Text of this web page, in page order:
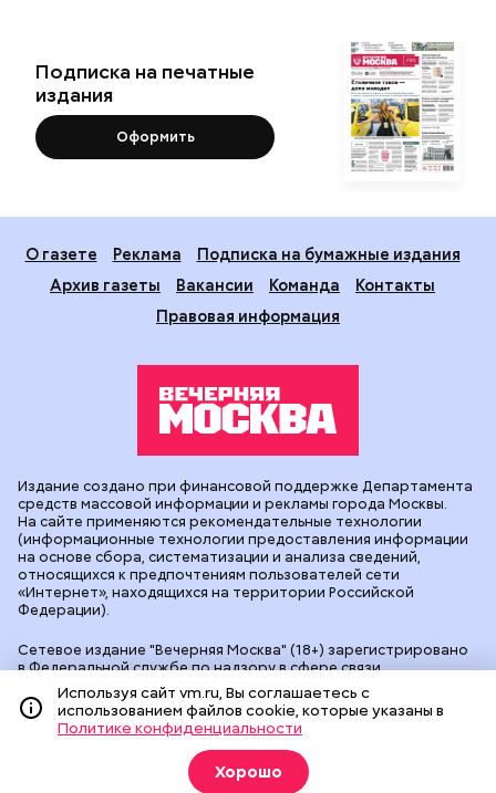
Подписка на печатные
издания
Оформить
О газете Реклама
Подписка на бумажные издания
Архив газеты
Вакансии Команда
Контакты
Правовая информация
Сетевое издание "Вечерняя Москва" (18+) зарегистрировано
в Федеральной службе по надзору в сфере связи,
информационных технологий и массовых коммуникаций
(Роскомнадзор). Свидетельство о регистрации ЭЛ № ФС 77 -
90524 от 09.12.2025. Учредитель: АО "Редакция газеты
"Вечерняя Москва". Главный редакторvm.ru
Геннадьевич Глуходедов. Адрес редакции: 127015, г.Москва,
Бумажный пр-д, д. 14, стр. 2. Телефон:
+7(499)557-04-24
Издание создано при финансовой поддержке Департамента
средств массовой информации и рекламы города Москвы.
На сайте применяются рекомендательные технологии
(информационные технологии предоставления информации
на основе сбора, систематизации и анализа сведений,
относящихся к предпочтениям пользователей сети
«Интернет», находящихся на территории Российской
Федерации).
Используя сайт vm.ru, Вы соглашаетесь с
использованием файлов cookie, которые указаны в
Политике конфиденциальности
Хорошо